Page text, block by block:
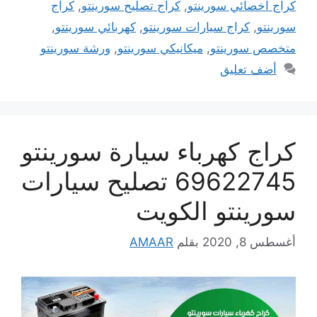
كراج اخصائي سورينتو, كراج تصليح سورينتو, كراج
سورينتو, كراج سيارات سورينتو, كهربائي سورينتو,
متخصص سورينتو, ميكانيكي سورينتو, ورشة سورينتو
أضف تعليق
كراج كهرباء سيارة سورينتو
69622745 تصليح سيارات
سورينتو الكويت
أغسطس 8, 2020 بقلم AMAAR